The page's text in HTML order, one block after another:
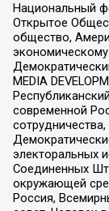
Национальный
Открытое
общество,
MEDIA
современной
электоральных
Соединенных
окружающей
Россия,